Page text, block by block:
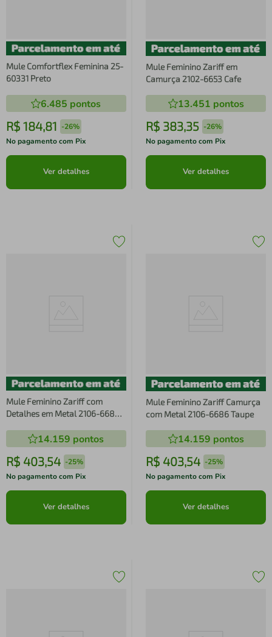
Mule Comfortflex Feminina 25-
60331 Preto
6.485 pontos
R$ 184,81 -26%
No pagamento com Pix
Ver detalhes
Mule Feminino Zariff em
Camurça 2102-6653 Cafe
13.451 pontos
R$ 383,35 -26%
No pagamento com Pix
Ver detalhes
Mule Feminino Zariff com
Detalhes em Metal 2106-6686
14.159 pontos
R$ 403,54 -25%
No pagamento com Pix
Ver detalhes
Mule Feminino Zariff Camurça
com Metal 2106-6686 Taupe
14.159 pontos
R$ 403,54 -25%
No pagamento com Pix
Ver detalhes